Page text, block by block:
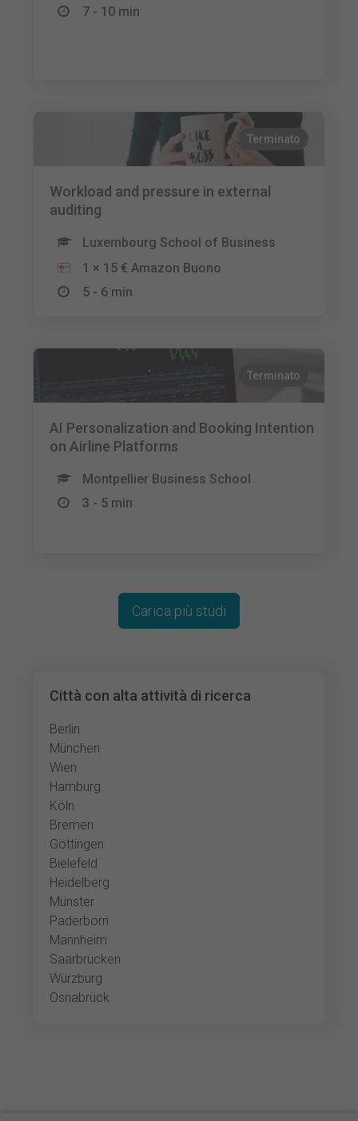
7 - 10 min
Terminato
Workload and pressure in external
auditing
Luxembourg School of Business
1 × 15 € Amazon Buono
5 - 6 min
Terminato
AI Personalization and Booking Intention
on Airline Platforms
Montpellier Business School
3 - 5 min
Città con alta attività di ricerca
Berlin
München
Wien
Hamburg
Köln
Bremen
Göttingen
Bielefeld
Heidelberg
Münster
Paderborn
Mannheim
Saarbrücken
Würzburg
Osnabrück
Carica più studi